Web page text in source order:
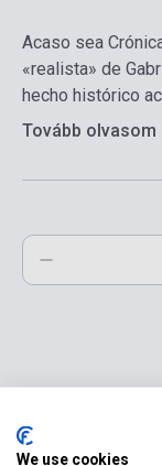
Acaso sea
«realista» de
hecho histórico
Tovább olvasom
We use cookies